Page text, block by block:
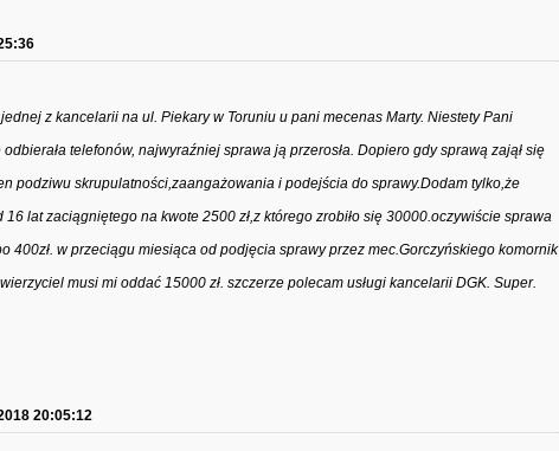
jednej z kancelarii na ul. Piekary w Toruniu u pani mecenas Marty. Niestety Pani
telefonów, najwyraźniej sprawa ją przerosła. Dopiero gdy sprawą zajął się
podziwu skrupulatności,zaangażowania i podejścia do sprawy.Dodam tylko,że
16 lat zaciągniętego na kwote 2500 zł,z którego zrobiło się 30000.oczywiście sprawa
400zł. w przeciągu miesiąca od podjęcia sprawy przez mec.Gorczyńskiego komornik
musi mi oddać 15000 zł. szczerze polecam usługi kancelarii DGK. Super.
20:05:12